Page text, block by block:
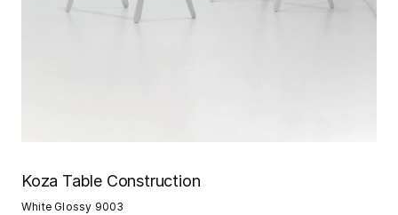
Koza Table Construction
White Glossy 9003